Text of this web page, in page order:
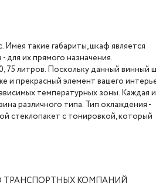
такие габариты, шкаф является
их прямого назначения.
литров. Поскольку данный винный
и прекрасный элемент вашего
температурных зоны. Каждая
различного типа. Тип охлаждения -
стеклопакет с тонировкой, который
КОМПАНИЙ